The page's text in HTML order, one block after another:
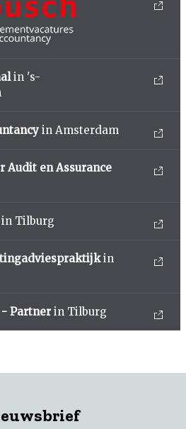
in 's-
in Amsterdam
Audit en Assurance
Tilburg
in
- Partner in Tilburg